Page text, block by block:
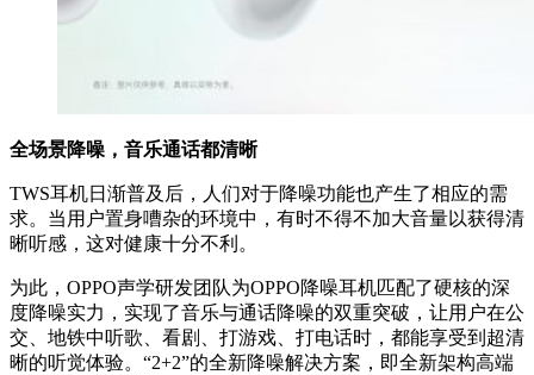
全场景降噪 ，音乐通话都清晰
TWS耳机日渐普及后，人们对于降噪功能也产生了相应的需
求。当用户置身嘈杂的环境中，有时不得不加大音量以获得清
晰听感，这对健康十分不利。
为此，OPPO声学研发团队为OPPO降噪耳机匹配了硬核的深
度降噪实力，实现了音乐与通话降噪的双重突破，让用户在公
交、地铁中听歌、看剧、打游戏、打电话时，都能享受到超清
晰的听觉体验。“2+2”的全新降噪解决方案，即全新架构高端